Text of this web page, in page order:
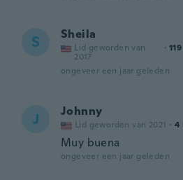
S Sheila
Lid geworden van
2017
· 119
ongeveer een jaar geleden
J Johnny
Lid geworden van 2021 · 4
Muy buena
ongeveer een jaar geleden